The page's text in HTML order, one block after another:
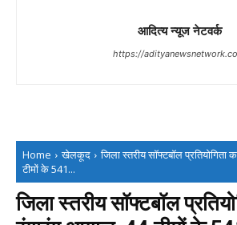
आदित्य न्यूज नेटवर्क
https://